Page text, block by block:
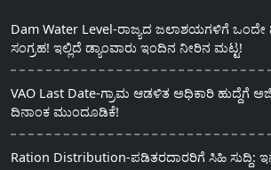
Dam Water Level-ರಾಜ್ಯದ ಜಲಾಶಯಗಳಿಗೆ ಒಂದೇ
ಸಂಗ್ರಹ! ಇಲ್ಲಿದೆ ಡ್ಯಾಂವಾರು ಇಂದಿನ ನೀರಿನ ಮಟ್ಟ!
VAO Last Date-ಗ್ರಾಮ ಆಡಳಿತ ಅಧಿಕಾರಿ ಹುದ್ದೆಗೆ
ದಿನಾಂಕ ಮುಂದೂಡಿಕೆ!
Ration Distribution-ಪಡಿತರದಾರರಿಗೆ ಸಿಹಿ ಸುದ್ದಿ: